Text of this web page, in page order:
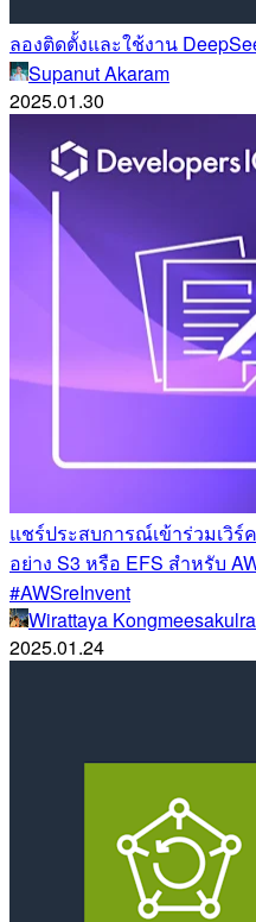
ลองติดตั้งและใช้งาน
Supanut Akaram
2025.01.30
แชร์ประสบการณ์เข้าร่วมเวิร์
อย่าง S3 หรือ EFS สำหรับ
#AWSreInvent
Wirattaya
2025.01.24